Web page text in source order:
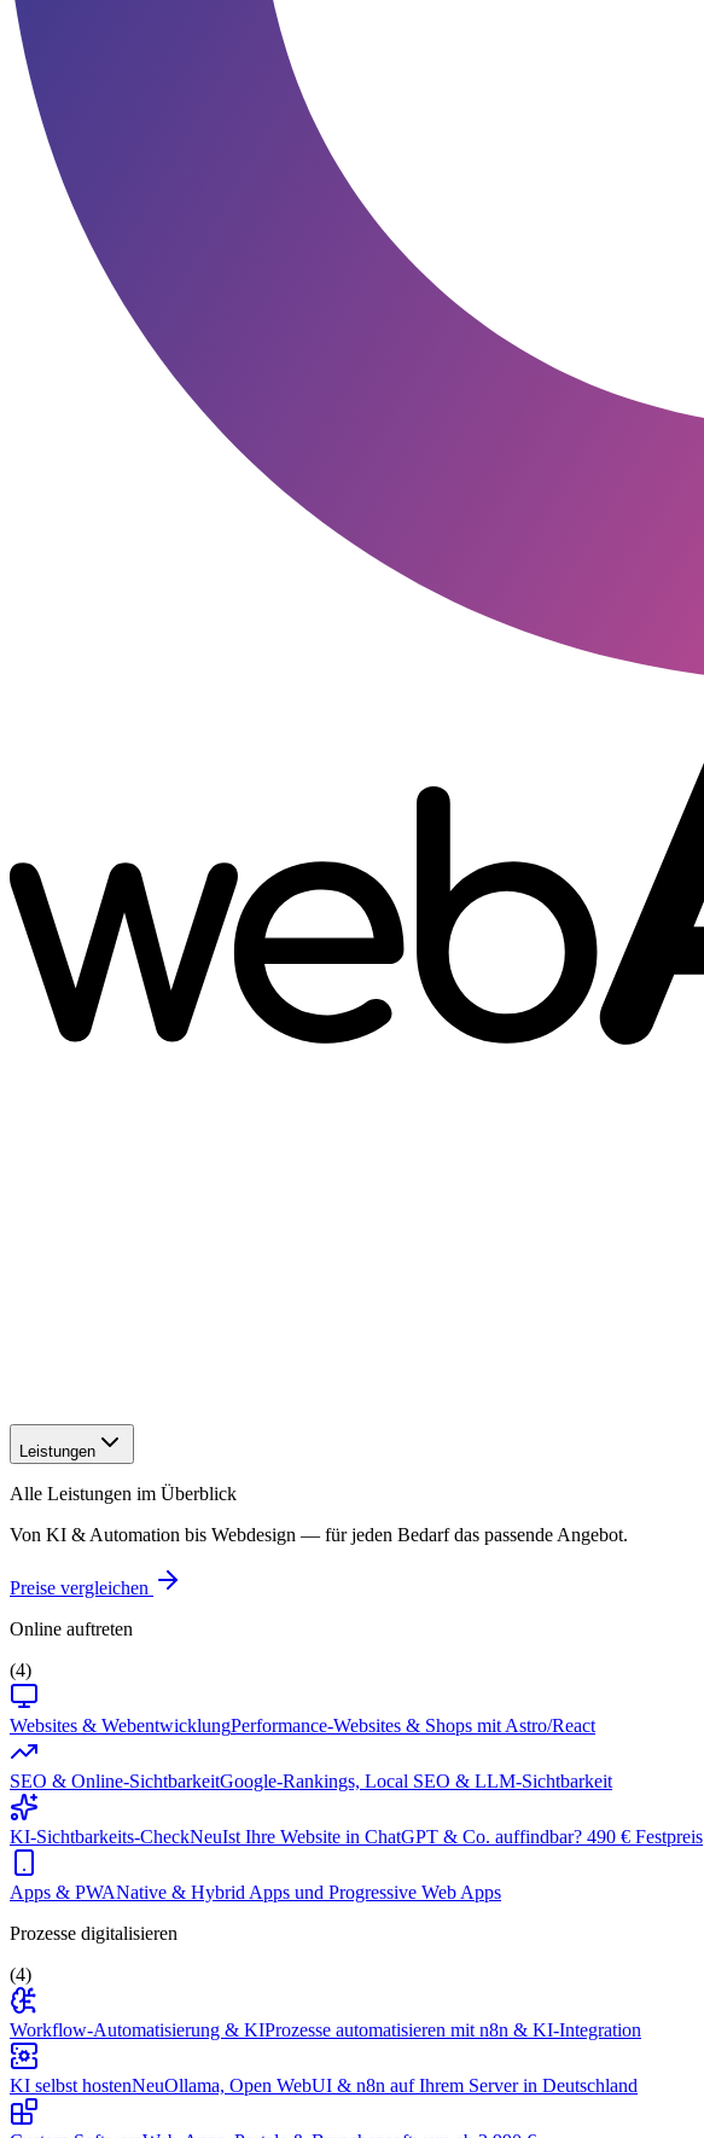
Leistungen
Alle Leistungen im Überblick
Von KI & Automation bis Webdesign — für jeden Bedarf das passende Angebot.
Preise vergleichen
Online auftreten
(4)
Websites & WebentwicklungPerformance-Websites & Shops mit Astro/React
SEO & Online-SichtbarkeitGoogle-Rankings, Local SEO & LLM-Sichtbarkeit
KI-Sichtbarkeits-CheckNeuIst Ihre Website in ChatGPT & Co. auffindbar? 490 € Festpreis
Apps & PWANative & Hybrid Apps und Progressive Web Apps
Prozesse digitalisieren
(4)
Workflow-Automatisierung & KIProzesse automatisieren mit n8n & KI-Integration
KI selbst hostenNeuOllama, Open WebUI & n8n auf Ihrem Server in Deutschland